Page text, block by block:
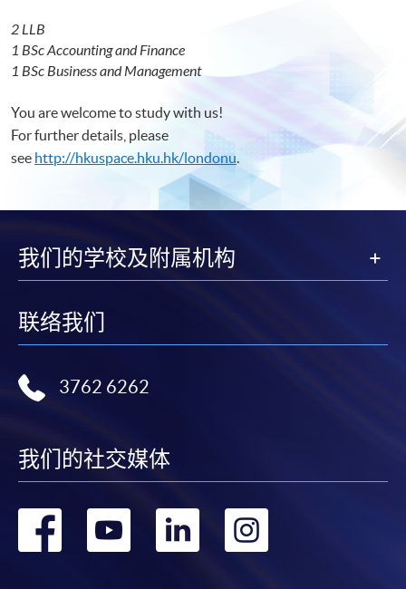
2 LLB
1 BSc Accounting and Finance
1 BSc Business and Management
You are welcome to study with us!
For further details, please
see http://hkuspace.hku.hk/londonu.
我们的学校及附属机构
联络我们
3762 6262
我们的社交媒体
转 转 转 转